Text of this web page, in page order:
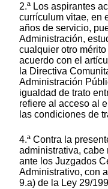
2.ª Los aspirantes
currículum vitae, en
años de servicio,
Administración,
cualquier otro
acuerdo con el
la Directiva
Administración
igualdad de trato
refiere al acceso al
las condiciones de
4.ª Contra la
administrativa, cabe
ante los Juzgados
Administrativo, con
9.a) de la Ley 29/